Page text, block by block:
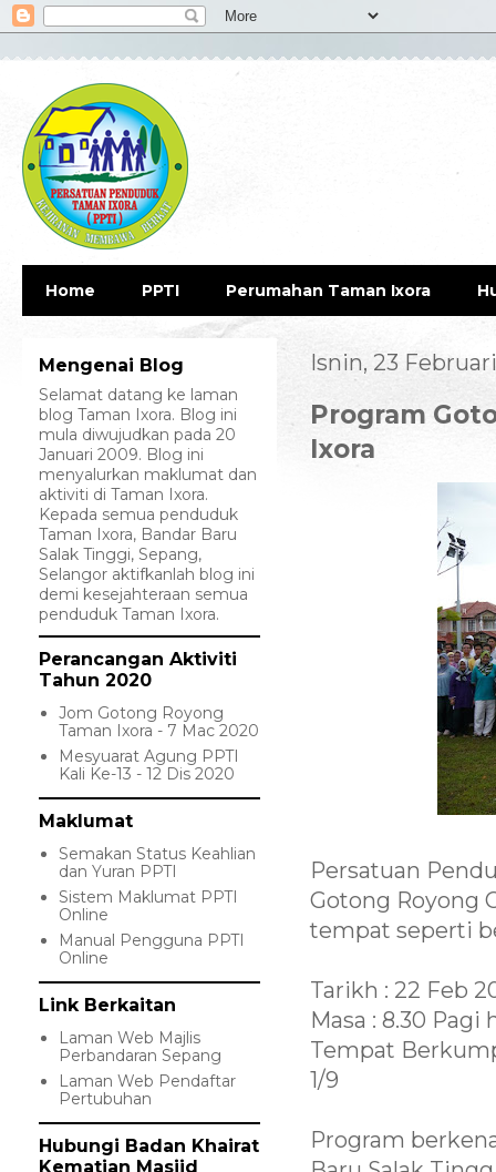
Home PPTI Perumahan Taman Ixora
Isnin, 23
Program
Ixora
Persatuan
Gotong Royong
tempat seperti
Tarikh : 22 Feb
Masa : 8.30 Pagi
Tempat
1/9
Program
Mengenai Blog
Selamat datang ke laman
blog Taman Ixora. Blog ini
mula diwujudkan pada 20
Januari 2009. Blog ini
menyalurkan maklumat dan
aktiviti di Taman Ixora.
Kepada semua penduduk
Taman Ixora, Bandar Baru
Salak Tinggi, Sepang,
Selangor aktifkanlah blog ini
demi kesejahteraan semua
penduduk Taman Ixora.
Perancangan Aktiviti
Tahun 2020
Jom Gotong Royong
Taman Ixora - 7 Mac 2020
Mesyuarat Agung PPTI
Kali Ke-13 - 12 Dis 2020
Maklumat
Semakan Status Keahlian
dan Yuran PPTI
Sistem Maklumat PPTI
Online
Manual Pengguna PPTI
Online
Link Berkaitan
Laman Web Majlis
Perbandaran Sepang
Laman Web Pendaftar
Pertubuhan
Hubungi Badan Khairat
Kematian Masjid